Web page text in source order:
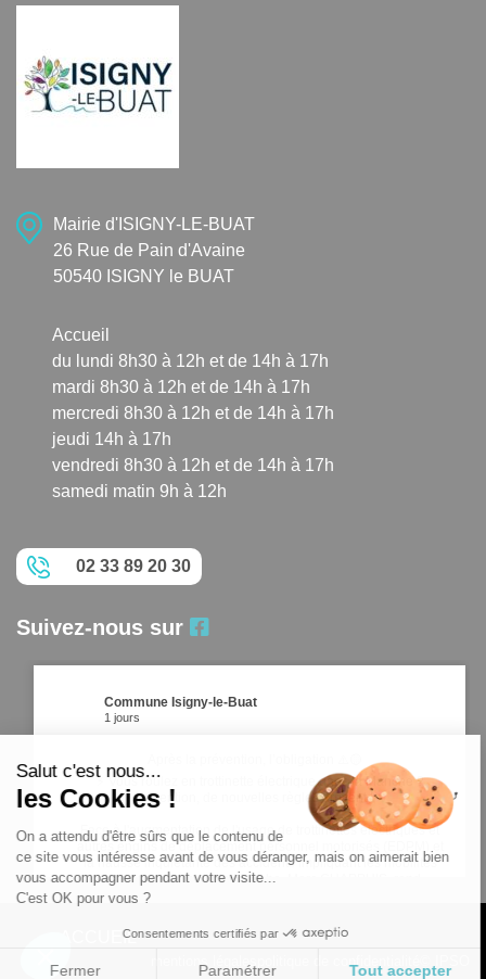
Mairie d'ISIGNY-LE-BUAT
26 Rue de Pain d'Avaine
50540 ISIGNY le BUAT
Accueil
du lundi 8h30 à 12h et de 14h à 17h
mardi 8h30 à 12h et de 14h à 17h
mercredi 8h30 à 12h et de 14h à 17h
jeudi 14h à 17h
vendredi 8h30 à 12h et de 14h à 17h
samedi matin 9h à 12h
02 33 89 20 30
Suivez-nous sur
Commune Isigny-le-Buat
1 jours
⚡ Vous roulez en trottinette électrique dans la Manche ?
Attention, de nouvelles règles arrivent !
Face à l'augmentation de l'usage de trottinettes électriques et
autres engins de déplacement personnel motorisés (EDPM) et
la hausse inquiétante des accidents impliquant les mobilités
douces, le préfet de la Manche, Marc CHAPPUIS, rend
ACCUEIL
Salut c'est nous...
les Cookies !
On a attendu d'être sûrs que le contenu de
ce site vous intéresse avant de vous déranger, mais on aimerait bien
vous accompagner pendant votre visite...
C'est OK pour vous ?
Consentements certifiés par
Fermer Paramétrer Tout accepter